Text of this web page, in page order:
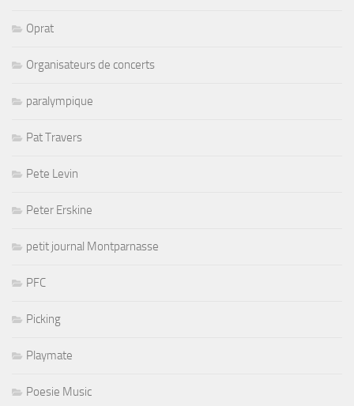
Oprat
Organisateurs de concerts
paralympique
Pat Travers
Pete Levin
Peter Erskine
petit journal Montparnasse
PFC
Picking
Playmate
Poesie Music